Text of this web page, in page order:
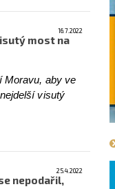
16.7.2022
most na
Moravu, aby ve
visutý
25.4.2022
nepodařil,